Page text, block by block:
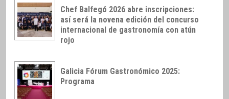
Chef Balfegó 2026 abre inscripciones:
así será la novena edición del concurso
internacional de gastronomía con atún
rojo
Galicia Fórum Gastronómico 2025:
Programa